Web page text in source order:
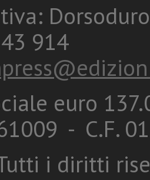
914
euro
- C.F.
i diritti